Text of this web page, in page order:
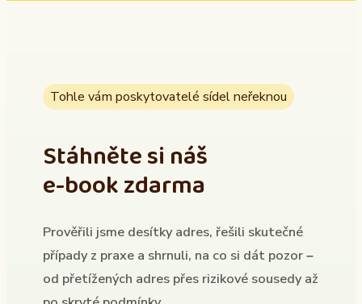
Tohle vám poskytovatelé sídel neřeknou
Stáhněte si náš
e-book zdarma
Prověřili jsme desítky adres, řešili skutečné
případy z praxe a shrnuli, na co si dát pozor –
od přetížených adres přes rizikové sousedy až